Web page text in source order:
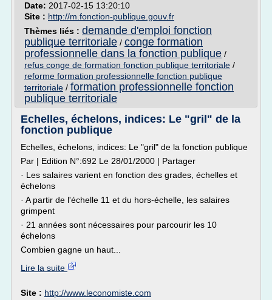
Date: 2017-02-15 13:20:10
Site : http://m.fonction-publique.gouv.fr
Thèmes liés : demande d'emploi fonction
publique territoriale / conge formation
professionnelle dans la fonction publique /
refus conge de formation fonction publique territoriale /
reforme formation professionnelle fonction publique
territoriale / formation professionnelle fonction
publique territoriale
Echelles, échelons, indices: Le "gril" de la
fonction publique
Echelles, échelons, indices: Le "gril" de la fonction publique
Par | Edition N°:692 Le 28/01/2000 | Partager
· Les salaires varient en fonction des grades, échelles et
échelons
· A partir de l'échelle 11 et du hors-échelle, les salaires
grimpent
· 21 années sont nécessaires pour parcourir les 10
échelons
Combien gagne un haut...
Lire la suite
Site : http://www.leconomiste.com